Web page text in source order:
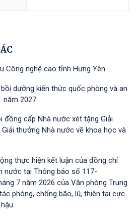
Công nghệ cao tỉnh Hưng Yên
dưỡng kiến thức quốc phòng và an
năm 2027
đồng cấp Nhà nước xét tặng Giải
thưởng Nhà nước về khoa học và
thực hiện kết luận của đồng chí
nước tại Thông báo số 117-
7 năm 2026 của Văn phòng Trung
phòng, chống bão, lũ, thiên tai cực